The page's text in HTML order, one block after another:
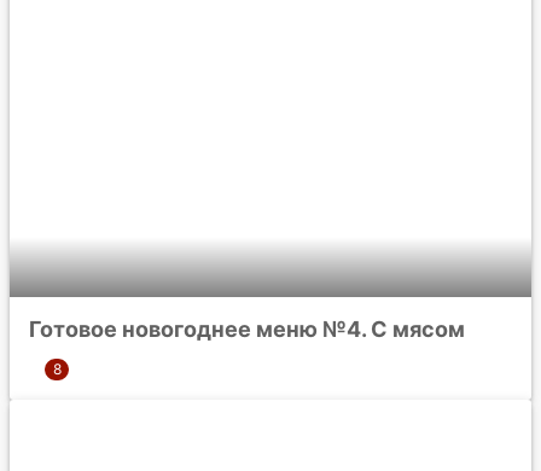
Готовое новогоднее меню №4. С мясом